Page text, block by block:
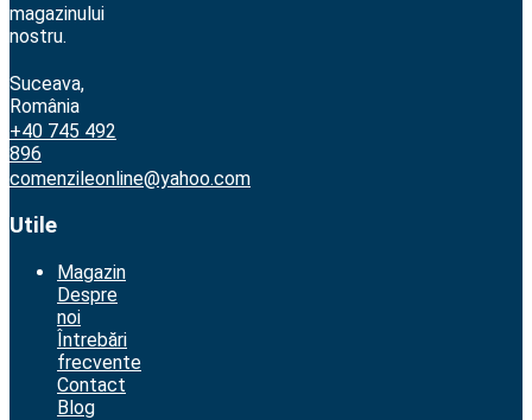
magazinului
nostru.
Suceava,
România
+40 745 492
896
comenzileonline@yahoo.com
Utile
Magazin
Despre
noi
Întrebări
frecvente
Contact
Blog